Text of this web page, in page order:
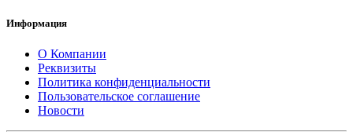
Информация
О Компании
Реквизиты
Политика конфиденциальности
Пользовательское соглашение
Новости